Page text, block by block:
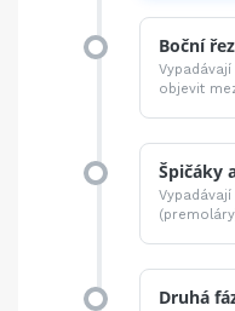
Boční
objevit
Špičáky
Druhá